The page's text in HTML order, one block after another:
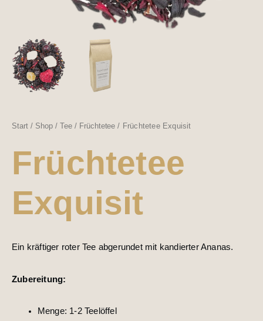
Start/ Shop/Tee/ Früchtetee / Früchtetee Exquisit
Früchtetee
Exquisit
Ein kräftiger roter Tee abgerundet mit kandierter Ananas.
Zubereitung:
Menge: 1-2 Teelöffel